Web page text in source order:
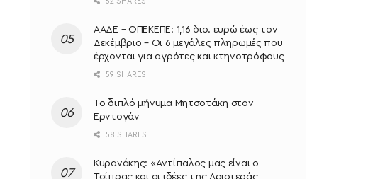
ΑΑΔΕ – ΟΠΕΚΕΠΕ: 1,16 δισ. ευρώ έως τον
Δεκέμβριο – Οι 6 μεγάλες πληρωμές που
έρχονται για αγρότες και κτηνοτρόφους
59 SHARES
Το διπλό μήνυμα Μητσοτάκη στον
Ερντογάν
58 SHARES
Κυρανάκης: «Aντίπαλος μας είναι ο
Τσίπρας και οι ιδέες της Αριστεράς